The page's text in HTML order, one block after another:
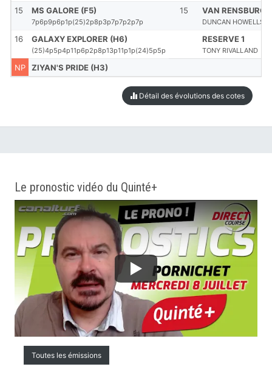
15 MS GALORE (F5)
7p6p9p6p1p(25)2p8p3p7p7p2p7p
15 VAN RENSBURG
DUNCAN HOWELLS
16 GALAXY EXPLORER (H6)
(25)4p5p4p11p6p2p8p13p11p1p(24)5p5p
RESERVE 1
TONY RIVALLAND
NP ZIYAN'S PRIDE (H3)
Détail des évolutions des cotes
Le pronostic vidéo du Quinté+
Toutes les émissions